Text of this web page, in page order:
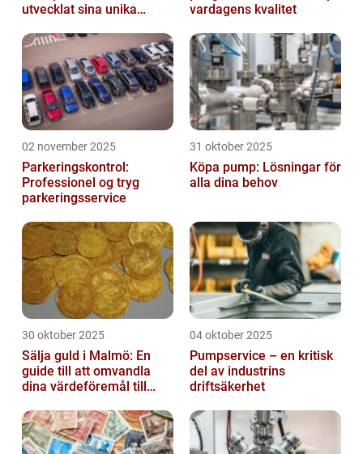
utvecklat sina unika
vardagens kvalitet
02 november 2025
Parkeringskontrol:
Professionel og tryg
parkeringsservice
31 oktober 2025
Köpa pump: Lösningar för
alla dina behov
30 oktober 2025
Sälja guld i Malmö: En
guide till att omvandla
dina värdeföremål till
04 oktober 2025
Pumpservice – en kritisk
del av industrins
driftsäkerhet